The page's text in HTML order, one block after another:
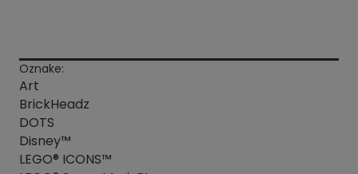
Oznake:
Art
BrickHeadz
DOTS
Disney™
LEGO® ICONS™